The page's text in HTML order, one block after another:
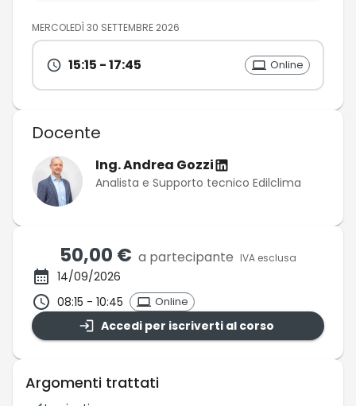
MERCOLEDÌ 30 SETTEMBRE 2026
15:15 - 17:45 Online
Docente
Ing. Andrea Gozzi
Analista e Supporto tecnico Edilclima
50,00 € a partecipante IVA esclusa
14/09/2026
08:15 - 10:45 Online
Accedi per iscriverti al corso
Argomenti trattati